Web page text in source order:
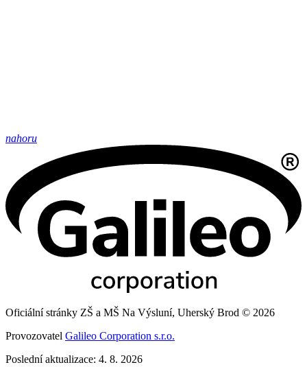
nahoru
Oficiální stránky ZŠ a MŠ Na Výsluní, Uherský Brod © 2026
Provozovatel Galileo Corporation s.r.o.
Poslední aktualizace: 4. 8. 2026